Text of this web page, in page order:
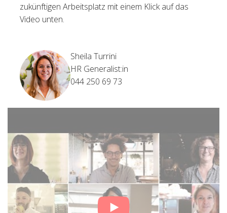
zukünftigen Arbeitsplatz mit einem Klick auf das
Video unten.
Sheila Turrini
HR Generalist:in
044 250 69 73